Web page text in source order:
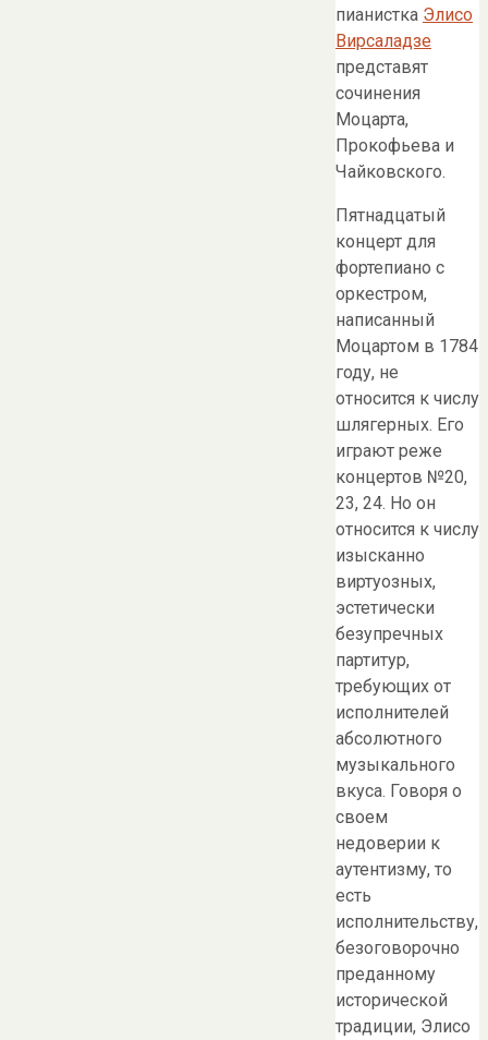
пианистка Элисо
Вирсаладзе
представят
сочинения
Моцарта,
Прокофьева и
Чайковского.
Пятнадцатый
концерт для
фортепиано с
оркестром,
написанный
Моцартом в 1784
году, не
относится к числу
шлягерных. Его
играют реже
концертов №20,
23, 24. Но он
относится к числу
изысканно
виртуозных,
эстетически
безупречных
партитур,
требующих от
исполнителей
абсолютного
музыкального
вкуса. Говоря о
своем
недоверии к
аутентизму, то
есть
исполнительству,
безоговорочно
преданному
исторической
традиции, Элисо